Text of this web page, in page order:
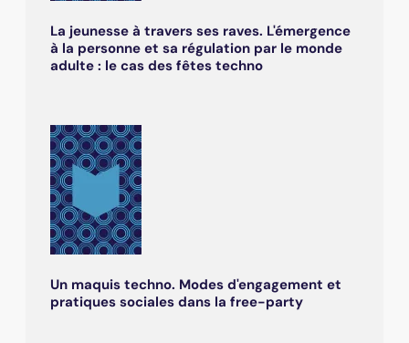
La jeunesse à travers ses raves. L'émergence
à la personne et sa régulation par le monde
adulte : le cas des fêtes techno
Un maquis techno. Modes d'engagement et
pratiques sociales dans la free-party